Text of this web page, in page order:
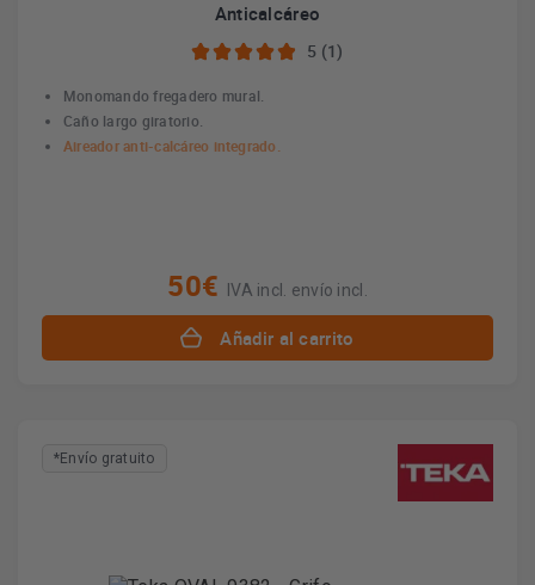
Anticalcáreo
5 (1)
Monomando fregadero mural.
Caño largo giratorio.
Aireador anti-calcáreo integrado.
50€ IVA incl. envío incl.
Añadir al carrito
*Envío gratuito